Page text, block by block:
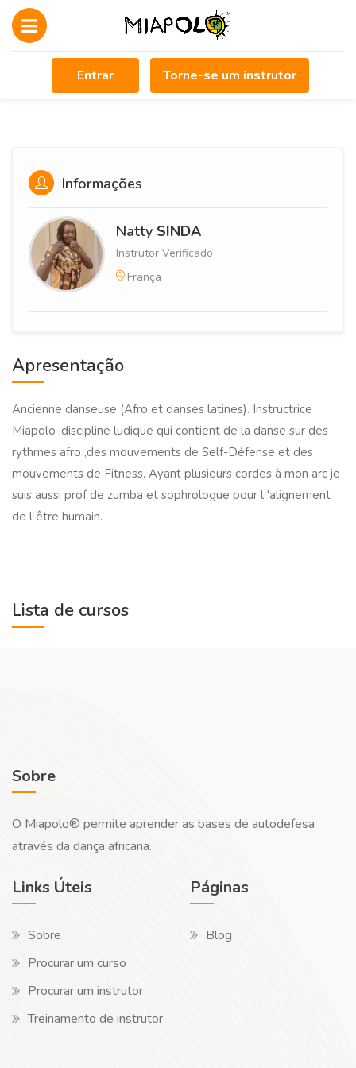
Entrar Torne-se um instrutor
Informações
Natty SINDA
Instrutor Verificado
França
Apresentação
Ancienne danseuse (Afro et danses latines). Instructrice
Miapolo ,discipline ludique qui contient de la danse sur des
rythmes afro ,des mouvements de Self-Défense et des
mouvements de Fitness. Ayant plusieurs cordes à mon arc je
suis aussi prof de zumba et sophrologue pour l 'alignement
de l être humain.
Lista de cursos
Sobre
O Miapolo® permite aprender as bases de autodefesa
através da dança africana.
Links Úteis
Sobre
Procurar um curso
Procurar um instrutor
Treinamento de instrutor
Páginas
Blog